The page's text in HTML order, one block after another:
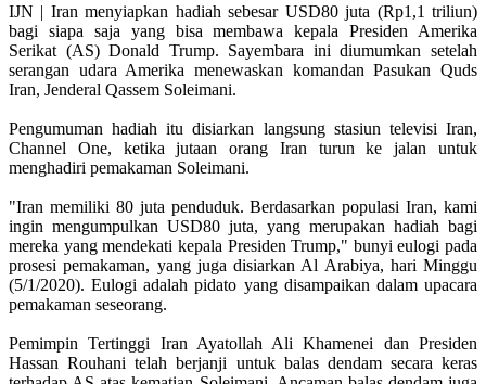
IJN | Iran menyiapkan hadiah sebesar USD80 juta (Rp1,1 triliun)
bagi siapa saja yang bisa membawa kepala Presiden Amerika
Serikat (AS) Donald Trump. Sayembara ini diumumkan setelah
serangan udara Amerika menewaskan komandan Pasukan Quds
Iran, Jenderal Qassem Soleimani.
Pengumuman hadiah itu disiarkan langsung stasiun televisi Iran,
Channel One, ketika jutaan orang Iran turun ke jalan untuk
menghadiri pemakaman Soleimani.
"Iran memiliki 80 juta penduduk. Berdasarkan populasi Iran, kami
ingin mengumpulkan USD80 juta, yang merupakan hadiah bagi
mereka yang mendekati kepala Presiden Trump," bunyi eulogi pada
prosesi pemakaman, yang juga disiarkan Al Arabiya, hari Minggu
(5/1/2020). Eulogi adalah pidato yang disampaikan dalam upacara
pemakaman seseorang.
Pemimpin Tertinggi Iran Ayatollah Ali Khamenei dan Presiden
Hassan Rouhani telah berjanji untuk balas dendam secara keras